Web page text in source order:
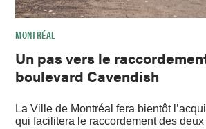
MONTRÉAL
Un pas vers le
boulevard Cavendish
La Ville de Montréal fera bientôt
qui facilitera le raccordement des